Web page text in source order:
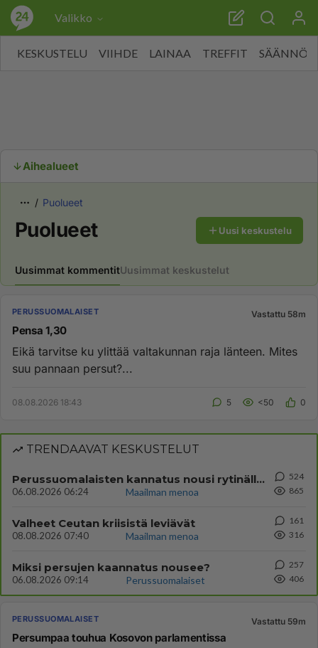
Valikko
KESKUSTELU VIIHDE LAINAA TREFFIT SÄÄNNÖT
Aihealueet
Puolueet
Puolueet Uusi keskustelu
Uusimmat kommentitUusimmat keskustelut
PERUSSUOMALAISET Vastattu 58m
Pensa 1,30
Eikä tarvitse ku ylittää valtakunnan raja länteen. Mites
suu pannaan persut?...
08.08.2026 18:43 5 <50 0
TRENDAAVAT KESKUSTELUT
Perussuomalaisten kannatus nousi rytinällä Ylen tänään julkaisemassa tuoreimmassa gallup-kyselyssä.
06.08.2026 06:24 Maailman menoa
524
865
Valheet Ceutan kriisistä leviävät
08.08.2026 07:40 Maailman menoa
161
316
Miksi persujen kaannatus nousee?
06.08.2026 09:14 Perussuomalaiset
257
406
PERUSSUOMALAISET Vastattu 59m
Persumpaa touhua Kosovon parlamentissa